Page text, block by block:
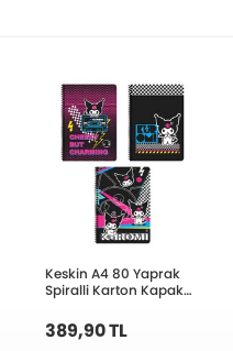
Keskin A4 80 Yaprak
Spiralli Karton Kapak
380622-12
389,90 TL